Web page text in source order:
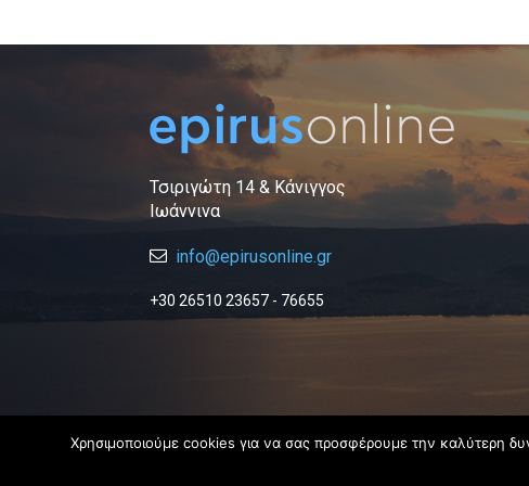
Τσιριγώτη 14 & Κάνιγγος
Ιωάννινα
info@epirusonline.gr
+30 26510 23657 - 76655
Χρησιμοποιούμε cookies για να σας προσφέρουμε την καλύτερη